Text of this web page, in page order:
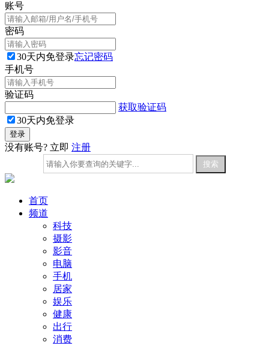
账号
密码
30天内免登录忘记密码
手机号
验证码
获取验证码
30天内免登录
没有账号? 立即 注册
首页
频道
科技
摄影
影音
电脑
手机
居家
娱乐
健康
出行
消费